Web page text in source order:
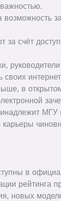
возможность
счёт
в
в
рейтинга
новых